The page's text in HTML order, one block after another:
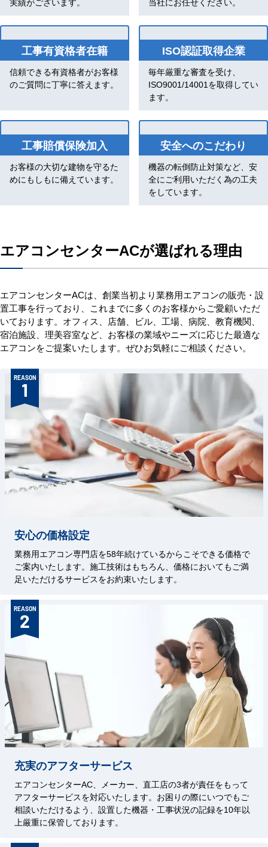
工事有資格者在籍
信頼できる有資格者がお客様
のご質問に丁寧に答えます。
ISO認証取得企業
毎年厳重な審査を受け、
ISO9001/14001を取得してい
ます。
工事賠償保険加入
お客様の大切な建物を守るた
めにもしもに備えています。
安全へのこだわり
機器の転倒防止対策など、安
全にご利用いただく為の工夫
をしています。
エアコンセンターACが選ばれる理由
エアコンセンターACは、創業当初より業務用エアコンの販売・設
置工事を行っており、これまでに多くのお客様からご愛顧いただ
いております。オフィス、店舗、ビル、工場、病院、教育機関、
宿泊施設、理美容室など、お客様の業域やニーズに応じた最適な
エアコンをご提案いたします。ぜひお気軽にご相談ください。
REASON
1
安心の価格設定
業務用エアコン専門店を58年続けているからこそできる価格で
ご案内いたします。施工技術はもちろん、価格においてもご満
足いただけるサービスをお約束いたします。
REASON
2
充実のアフターサービス
エアコンセンターAC、メーカー、直工店の3者が責任をもって
アフターサービスを対応いたします。お困りの際にいつでもご
相談いただけるよう、設置した機器・工事状況の記録を10年以
上厳重に保管しております。